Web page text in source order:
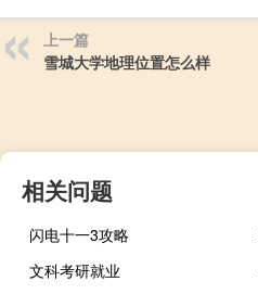
上一篇
雪城大学地理位置怎么样
相关问题
闪电十一3攻略
文科考研就业